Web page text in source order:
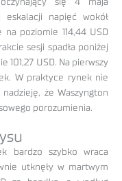
się 4 maja
napięć wokół
poziomie 114,44 USD
sesji spadła poniżej
101,27 USD. Na pierwszy
W praktyce rynek nie
że Waszyngton
porozumienia.
bardzo szybko wraca
utknęły w martwym